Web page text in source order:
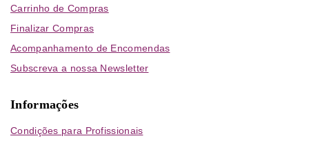
Carrinho de Compras
Finalizar Compras
Acompanhamento de Encomendas
Subscreva a nossa Newsletter
Informações
Condições para Profissionais